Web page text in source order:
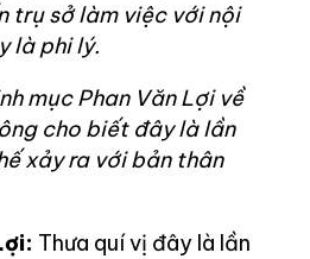
trụ sở làm việc với nội
là phi lý.
mục Phan Văn Lợi về
cho biết đây là lần
xảy ra với bản thân
Thưa quí vị đây là lần